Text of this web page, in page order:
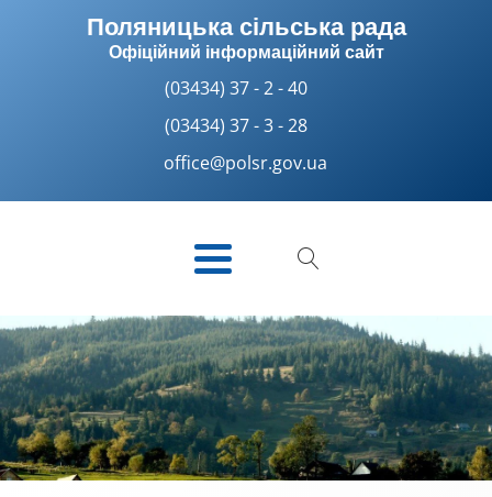
Поляницька сільська рада
Офіційний інформаційний сайт
(03434) 37 - 2 - 40
(03434) 37 - 3 - 28
office@polsr.gov.ua